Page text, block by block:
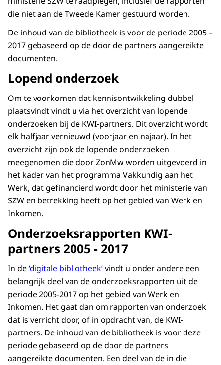
die niet aan de Tweede Kamer gestuurd worden.
De inhoud van de bibliotheek is voor de periode 2005 –
2017 gebaseerd op de door de partners aangereikte
documenten.
Lopend onderzoek
Om te voorkomen dat kennisontwikkeling dubbel
plaatsvindt vindt u via het overzicht van lopende
onderzoeken bij de KWI-partners. Dit overzicht wordt
elk halfjaar vernieuwd (voorjaar en najaar). In het
overzicht zijn ook de lopende onderzoeken
meegenomen die door ZonMw worden uitgevoerd in
het kader van het programma Vakkundig aan het
Werk, dat gefinancierd wordt door het ministerie van
SZW en betrekking heeft op het gebied van Werk en
Inkomen.
Onderzoeksrapporten KWI-
partners 2005 - 2017
In de‘digitale bibliotheek’vindt u onder andere een
belangrijk deel van de onderzoeksrapporten uit de
periode 2005-2017 op het gebied van Werk en
Inkomen. Het gaat dan om rapporten van onderzoek
dat is verricht door, of in opdracht van, de KWI-
partners. De inhoud van de bibliotheek is voor deze
periode gebaseerd op de door de partners
aangereikte documenten. Een deel van de in die